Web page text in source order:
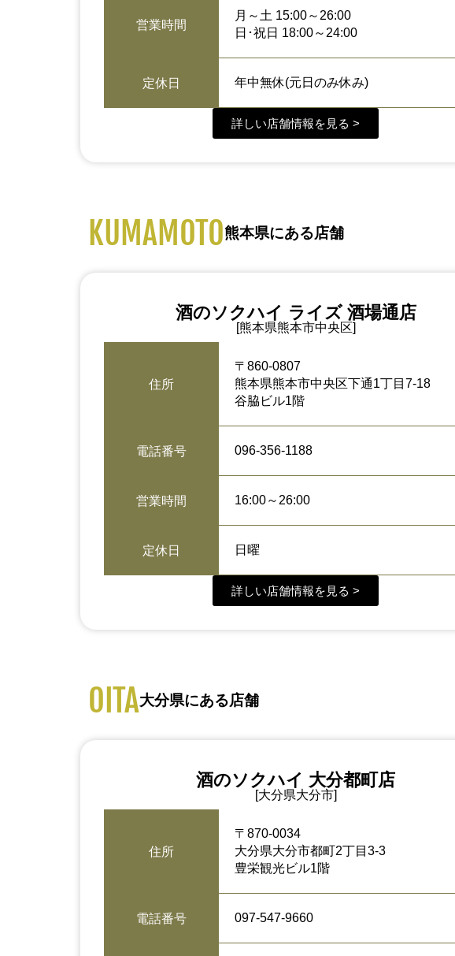
営業時間
月～土 15:00～26:00
日･祝日 18:00～24:00
定休日 年中無休(元日のみ休み)
詳しい店舗情報を見る >
KUMAMOTO熊本県にある店舗
酒のソクハイ ライズ 酒場通店
[熊本県熊本市中央区]
住所
〒860-0807
熊本県熊本市中央区下通1丁目7-18
谷脇ビル1階
電話番号 096-356-1188
営業時間 16:00～26:00
定休日 日曜
詳しい店舗情報を見る >
OITA大分県にある店舗
酒のソクハイ 大分都町店
[大分県大分市]
住所
〒870-0034
大分県大分市都町2丁目3-3
豊栄観光ビル1階
電話番号 097-547-9660